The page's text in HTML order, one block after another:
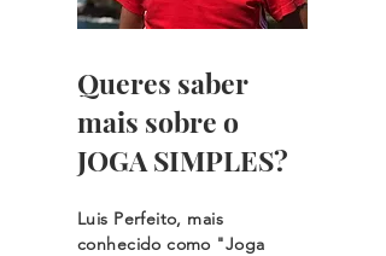
Queres saber
mais sobre o
JOGA SIMPLES?
Luis Perfeito, mais
conhecido como "Joga